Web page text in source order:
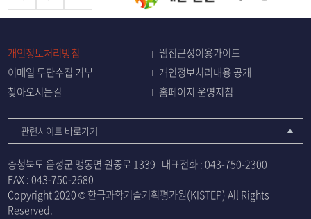
개인정보처리방침
웹접근성이용가이드
이메일 무단수집 거부
개인정보처리내용 공개
찾아오시는길
홈페이지 운영지침
관련사이트 바로가기
충청북도 음성군 맹동면 원중로 1339 대표전화 :043-750-2300
FAX : 043-750-2680
Copyright 2020 © 한국과학기술기획평가원(KISTEP) All Rights
Reserved.